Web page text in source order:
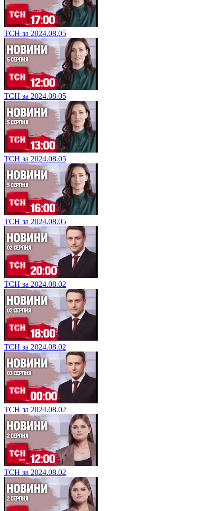
ТСН за 2024.08.05
ТСН за 2024.08.05
ТСН за 2024.08.05
ТСН за 2024.08.05
ТСН за 2024.08.02
ТСН за 2024.08.02
ТСН за 2024.08.02
ТСН за 2024.08.02